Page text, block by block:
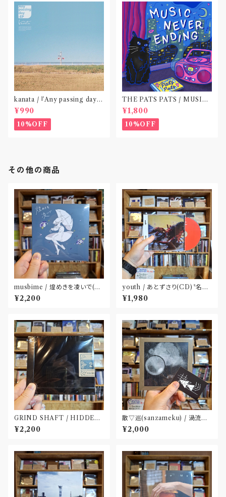
kanata / 『Any passing day -
EP』(CD作品)〝東京〟
¥990
10%OFF
THE PATS PATS / MUSIC
NEVER ENDING(CD作品)
¥1,800
10%OFF
その他の商品
musbime / 煌めきを凌いで(C
D)
¥2,200
youth / あとずさり(CD)〝名古
屋〟
¥1,980
GRIND SHAFT / HIDDEN
FOLKLORE(CD)
¥2,200
散▽巡(sanzameku) / 渦流に
鳴く(CD : 特典ステッカー付属 )
〝大阪〟
¥2,000